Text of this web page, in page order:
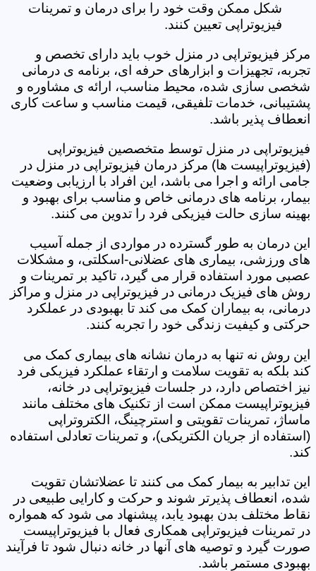
شکل ممکن وقت خود را برای درمان و تمرینات
فیزیوتراپی تعیین کنند.
مرکز فیزیوتراپی در منزل خوب باید دارای تخصص و
تجربه، تجهیزات و ابزارهای حرفه ای، برنامه ی درمانی
شخصی سازی شده، محیط مناسب، ارائه ی مشاوره و
پشتیبانی، خدمات تلفیقی، قیمت مناسب و ساعت کاری
انعطاف پذیر باشد.
فیزیوتراپی در منزل توسط متخصصین فیزیوتراپی
(فیزیوتراپیست ها) مرکز درمان فیزیوتراپی در منزل در
جامی ارائه و اجرا می باشد، این افراد با ارزیابی وضعیت
بیمار، برنامه های درمانی خاص و مناسب برای بهبود و
بهینه سازی حالت فیزیکی فرد را تدوین می کنند.
این درمان به طور گسترده در مواردی از جمله آسیب
های ورزشی، بیماری های عضلانی-اسکلتی، و مشکلات
عصبی مورد استفاده قرار می گیرد، تاکید بر تمرینات و
روش های فیزیک درمانی در فیزیوتراپی در منزل و مراکز
درمانی، به بیماران کمک می کند تا بهبودی در عملکرد
حرکتی و کیفیت زندگی خود را تجربه کنند.
این روش نه تنها به درمان نشانه های بیماری کمک می
کند بلکه به تقویت سلامت و ارتقاء عملکرد فیزیکی فرد
نیز اختصاص دارد، در جلسات فیزیوتراپی در خانه،
فیزیوتراپیست ممکن است از تکنیک های مختلف مانند
ماساژ، تمرینات تقویتی و استرچینگ، الکتروتراپی
(استفاده از جریان الکتریکی)، و تمرینات تعادلی استفاده
کند.
این تدابیر به بیمار کمک می کنند تا عضلاتشان تقویت
شده، انعطاف پذیرتر شوند و حرکت و کارایی طبیعی در
نقاط مختلف بدن بهبود یابد، پیشنهاد می شود که همواره
در تمرینات فیزیوتراپی همکاری فعال با فیزیوتراپیست
صورت گیرد و توصیه های آنها در خانه دنبال شود تا فرآیند
بهبودی مستمر باشد.